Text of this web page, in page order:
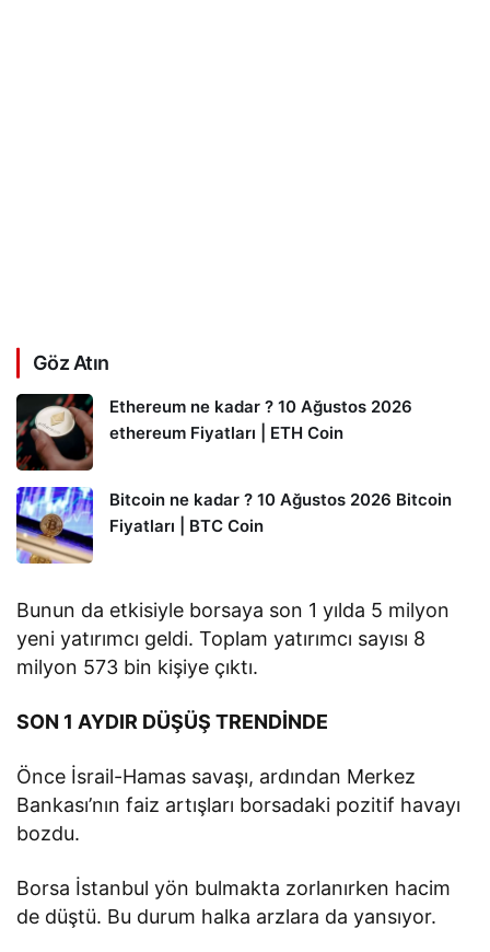
Göz Atın
Ethereum ne kadar ? 10 Ağustos 2026
ethereum Fiyatları | ETH Coin
Bitcoin ne kadar ? 10 Ağustos 2026 Bitcoin
Fiyatları | BTC Coin
Bunun da etkisiyle borsaya son 1 yılda 5 milyon
yeni yatırımcı geldi. Toplam yatırımcı sayısı 8
milyon 573 bin kişiye çıktı.
SON 1 AYDIR DÜŞÜŞ TRENDİNDE
Önce İsrail-Hamas savaşı, ardından Merkez
Bankası’nın faiz artışları borsadaki pozitif havayı
bozdu.
Borsa İstanbul yön bulmakta zorlanırken hacim
de düştü. Bu durum halka arzlara da yansıyor.